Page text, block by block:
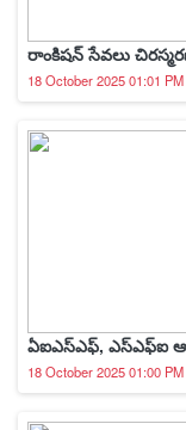
రాంకిషన్ సేవలు
18 October 2025 01:01 PM
ఏఐఎస్ఎఫ్, ఎస్ఎఫ్ఐ
18 October 2025 01:00 PM